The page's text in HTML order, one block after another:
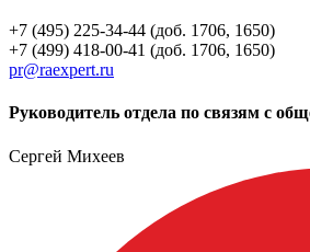
+7 (495) 225-34-44 (доб. 1706, 1650)
+7 (499) 418-00-41 (доб. 1706, 1650)
pr@raexpert.ru
Руководитель отдела по связям с
Сергей Михеев